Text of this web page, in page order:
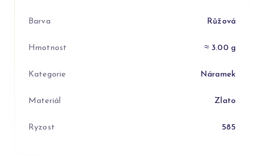
Barva Růžová
Hmotnost ≈ 3.00 g
Kategorie Náramek
Materiál Zlato
Ryzost 585